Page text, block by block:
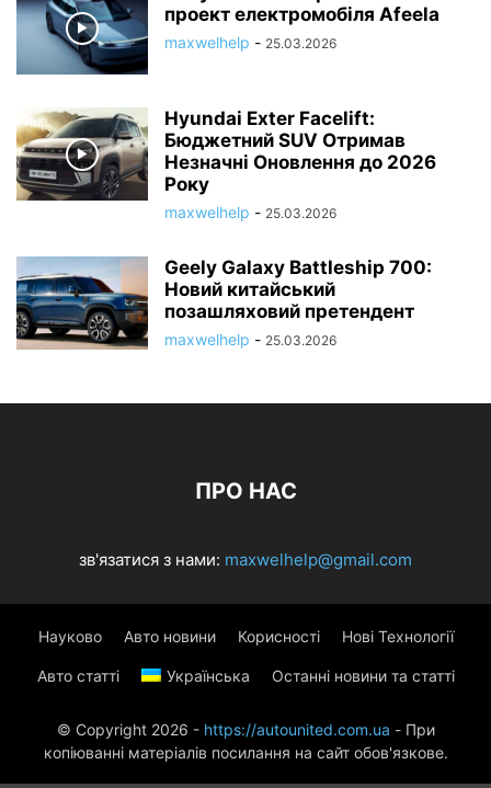
проект електромобіля Afeela
maxwelhelp - 25.03.2026
Hyundai Exter Facelift:
Бюджетний SUV Отримав
Незначні Оновлення до 2026
Року
maxwelhelp - 25.03.2026
Geely Galaxy Battleship 700:
Новий китайський
позашляховий претендент
maxwelhelp - 25.03.2026
ПРО НАС
зв'язатися з нами: maxwelhelp@gmail.com
Науково Авто новини Корисності Нові Технології
Авто статті Українська Останні новини та статті
© Copyright 2026 - https://autounited.com.ua - При
копіюванні матеріалів посилання на сайт обов'язкове.